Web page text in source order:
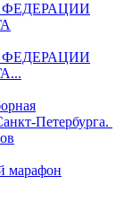
Петербурга.
марафон